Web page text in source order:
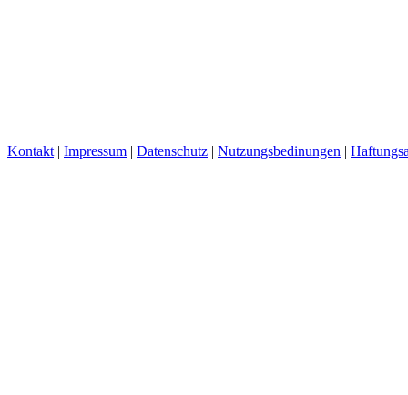
Kontakt | Impressum | Datenschutz | Nutzungsbedinungen |